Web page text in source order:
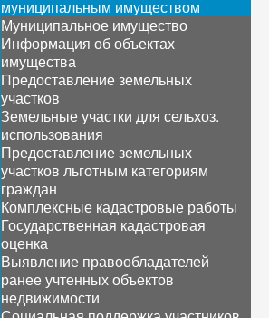
муниципальным имуществом
Муниципальное имущество
Информация об объектах
имущества
Предоставление земельных
участков
Земельные участки для сельхоз.
использования
Предоставление земельных
участков льготным категориям
граждан
Комплексные кадастровые работы
Государственная кадастровая
оценка
Выявление правообладателей
ранее учтенных объектов
недвижимости